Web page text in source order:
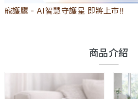
寵護鷹 - AI智慧守護星 即將上市!!
商品介紹